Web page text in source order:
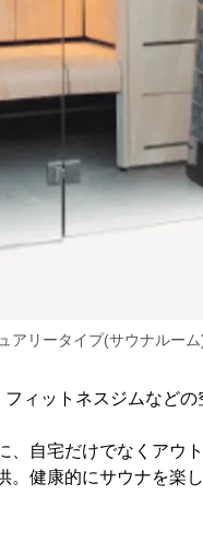
アリータイプ(サウナルーム
ィットネスジムなど
、自宅だけでなくアウ
健康的にサウナを楽